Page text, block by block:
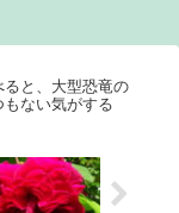
と、大型恐竜の
ない気がする